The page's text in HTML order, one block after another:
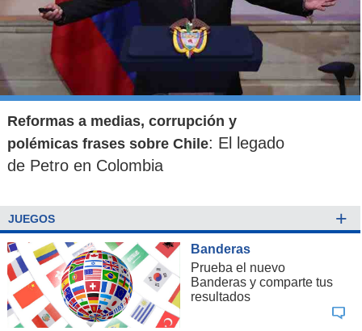
Reformas a medias, corrupción y
polémicas frases sobre Chile: El legado
de Petro en Colombia
JUEGOS +
Banderas
Prueba el nuevo
Banderas y comparte tus
resultados